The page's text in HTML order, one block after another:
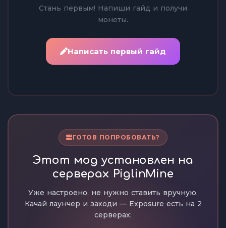
Стань первым! Напиши гайд и получи
монеты.
Написать первый гайд
ГОТОВ ПОПРОБОВАТЬ?
Этот мод установлен на
серверах PiglinMine
Уже настроено, не нужно ставить вручную.
Качай лаунчер и заходи — Exposure есть на 2
серверах: